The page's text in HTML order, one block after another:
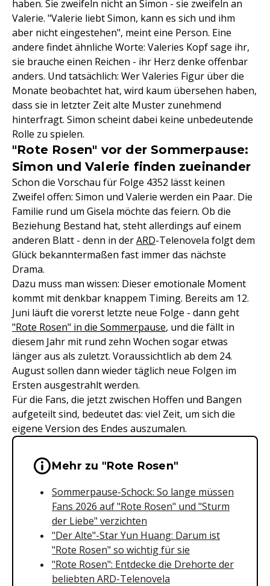
haben. Sie zweifeln nicht an Simon - sie zweifeln an
Valerie. "Valerie liebt Simon, kann es sich und ihm
aber nicht eingestehen", meint eine Person. Eine
andere findet ähnliche Worte: Valeries Kopf sage ihr,
sie brauche einen Reichen - ihr Herz denke offenbar
anders. Und tatsächlich: Wer Valeries Figur über die
Monate beobachtet hat, wird kaum übersehen haben,
dass sie in letzter Zeit alte Muster zunehmend
hinterfragt. Simon scheint dabei keine unbedeutende
Rolle zu spielen.
"Rote Rosen" vor der Sommerpause:
Simon und Valerie finden zueinander
Schon die Vorschau für Folge 4352 lässt keinen
Zweifel offen: Simon und Valerie werden ein Paar. Die
Familie rund um Gisela möchte das feiern. Ob die
Beziehung Bestand hat, steht allerdings auf einem
anderen Blatt - denn in derARD-Telenovela folgt dem
Glück bekanntermaßen fast immer das nächste
Drama.
Dazu muss man wissen: Dieser emotionale Moment
kommt mit denkbar knappem Timing. Bereits am 12.
Juni läuft die vorerst letzte neue Folge - dann geht
"Rote Rosen" in die Sommerpause, und die fällt in
diesem Jahr mit rund zehn Wochen sogar etwas
länger aus als zuletzt. Voraussichtlich ab dem 24.
August sollen dann wieder täglich neue Folgen im
Ersten ausgestrahlt werden.
Für die Fans, die jetzt zwischen Hoffen und Bangen
aufgeteilt sind, bedeutet das: viel Zeit, um sich die
eigene Version des Endes auszumalen.
Wichtige Hinweise &
Mehr zu "Rote Rosen"
Sommerpause-Schock: So lange müssen
Fans 2026 auf "Rote Rosen" und "Sturm
der Liebe" verzichten
"Der Alte"-Star Yun Huang: Darum ist
"Rote Rosen" so wichtig für sie
"Rote Rosen": Entdecke die Drehorte der
beliebten ARD-Telenovela